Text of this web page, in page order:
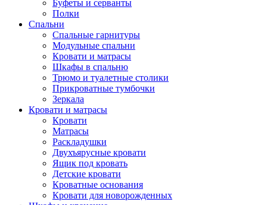
Буфеты и серванты
Полки
Спальни
Спальные гарнитуры
Модульные спальни
Кровати и матрасы
Шкафы в спальню
Трюмо и туалетные столики
Прикроватные тумбочки
Зеркала
Кровати и матрасы
Кровати
Матрасы
Раскладушки
Двухъярусные кровати
Ящик под кровать
Детские кровати
Кроватные основания
Кровати для новорожденных